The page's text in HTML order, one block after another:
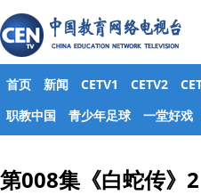
首页 新闻 CETV1 CETV2
职教中国
青少年足球 一堂好戏
第008集《白蛇传》2